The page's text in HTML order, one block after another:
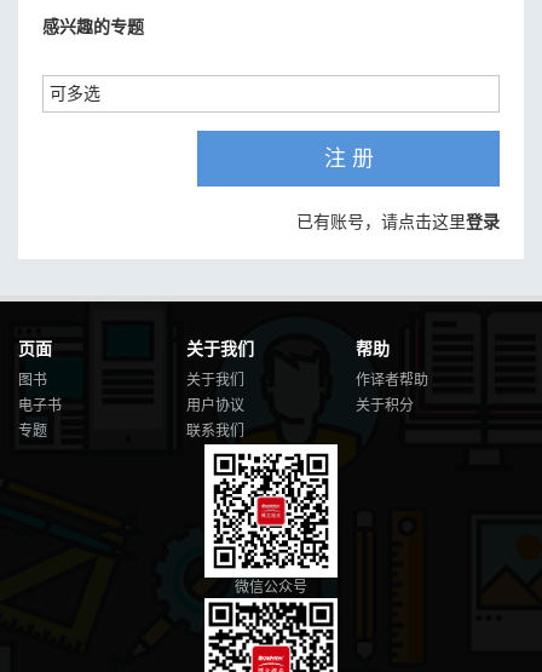
感兴趣的专题
注 册
已有账号，请点击这里登录
页面
图书
电子书
专题
关于我们
关于我们
用户协议
联系我们
帮助
作译者帮助
关于积分
微信公众号